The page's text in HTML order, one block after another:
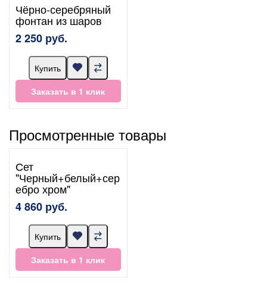
Чёрно-серебряный
фонтан из шаров
2 250 руб.
Купить
Заказать в 1 клик
Просмотренные товары
Сет
"Черный+белый+сер
ебро хром"
4 860 руб.
Купить
Заказать в 1 клик